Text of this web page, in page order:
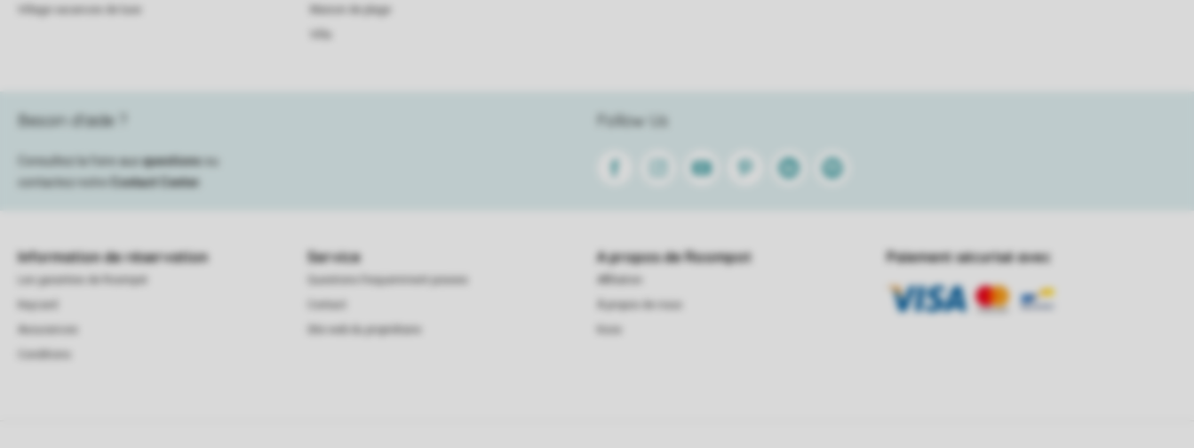
Village vacances de luxe
Maison de plage
Besoin d’aide ?
Consultez la foire auxquestions ou
contactez notre
Contact Center
Follow Us
FacebookInstagramYoutube PinterestLinkedinSpotify
Information de réservation
Les garanties de Roompot
Service
Questions frequemment posees
Site web du propriétaire
A propos de Roompot
À propos de nous
Paiement sécurisé avec